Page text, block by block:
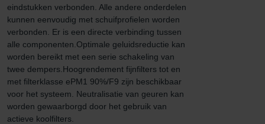
eindstukken verbonden. Alle andere onderdelen
kunnen eenvoudig met schuifprofielen worden
verbonden. Er is een directe verbinding tussen
alle componenten.Optimale geluidsreductie kan
worden bereikt met een serie schakeling van
twee dempers.Hoogrendement fijnfilters tot en
met filterklasse ePM1 90%/F9 zijn beschikbaar
voor het systeem. Neutralisatie van geuren kan
worden gewaarborgd door het gebruik van
actieve koolfilters.